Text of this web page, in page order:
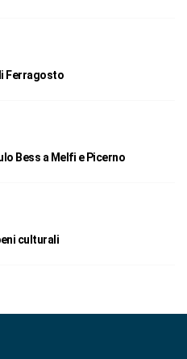
Ferragosto
Bess a Melfi e Picerno
culturali